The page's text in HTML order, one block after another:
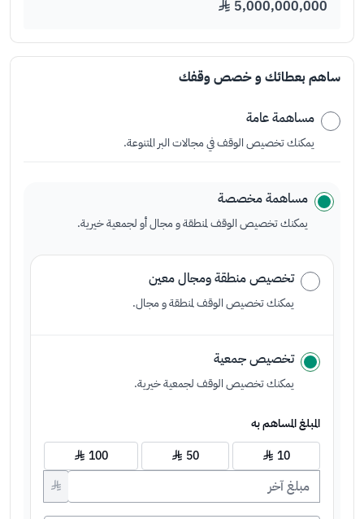
5,000,000,000﷼
ساهم بعطائك و خصص وقفك
مساهمة عامة
يمكنك تخصيص الوقف في مجالات البر المتنوعة.
مساهمة مخصصة
يمكنك تخصيص الوقف لمنطقة و مجال أو لجمعية خيرية.
تخصيص منطقة ومجال معين
يمكنك تخصيص الوقف لمنطقة و مجال.
تخصيص جمعية
يمكنك تخصيص الوقف لجمعية خيرية.
المبلغ المساهم به
10﷼ 50﷼ 100﷼
﷼